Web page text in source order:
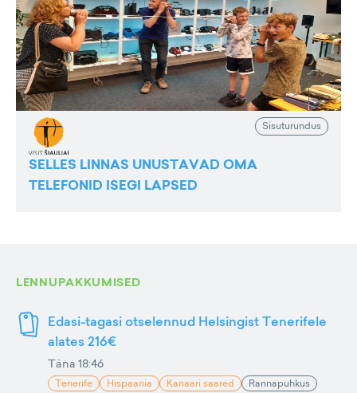
Sisuturundus
SELLES LINNAS UNUSTAVAD OMA
TELEFONID ISEGI LAPSED
LENNUPAKKUMISED
Edasi-tagasi otselennud Helsingist Tenerifele
alates 216€
Täna 18:46
Tenerife Hispaania Kanaari saared Rannapuhkus